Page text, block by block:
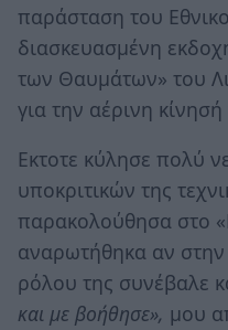
παράσταση του
διασκευασμένη
των Θαυμάτων» του
για την αέρινη κίνησή
Εκτοτε κύλησε πολύ
υποκριτικών της
παρακολούθησα στο
αναρωτήθηκα αν
ρόλου της συνέβαλε
και με βοήθησε», μου